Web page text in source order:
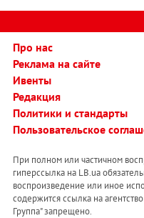
Про нас
Реклама на сайте
Ивенты
Редакция
Политики и стандарты
Пользовательское
При полном или частичном
гиперссылка на LB.ua
воспроизведение или иное
содержится ссылка на
Группа" запрещено.